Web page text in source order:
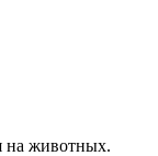
на животных.